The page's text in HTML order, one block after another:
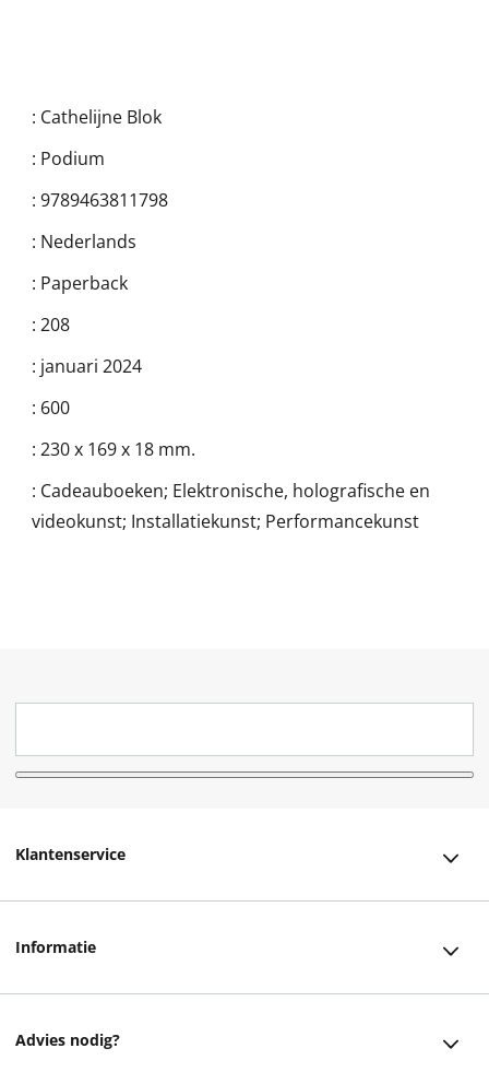
: Cathelijne Blok
: Podium
: 9789463811798
: Nederlands
: Paperback
: 208
: januari 2024
: 600
: 230 x 169 x 18 mm.
: Cadeauboeken; Elektronische, holografische en
videokunst; Installatiekunst; Performancekunst
Klantenservice
Informatie
Advies nodig?